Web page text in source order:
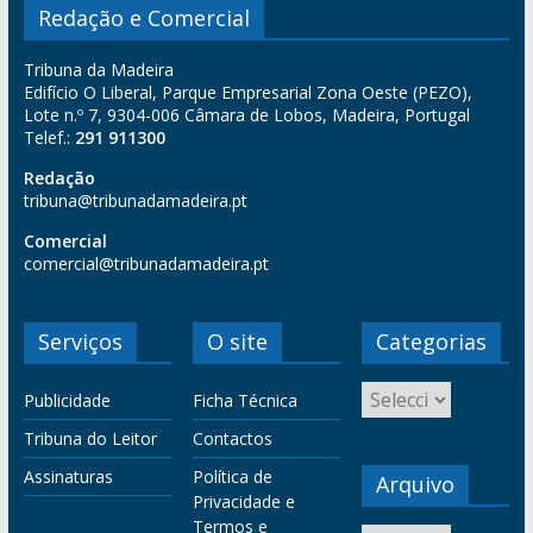
Redação e Comercial
Tribuna da Madeira
Edifício O Liberal, Parque Empresarial Zona Oeste (PEZO),
Lote n.º 7, 9304-006 Câmara de Lobos, Madeira, Portugal
Telef.: 291 911300
Redação
tribuna@tribunadamadeira.pt
Comercial
comercial@tribunadamadeira.pt
Serviços
Publicidade
Tribuna do Leitor
Assinaturas
O site
Ficha Técnica
Contactos
Política de
Privacidade e
Termos e
Categorias
Arquivo